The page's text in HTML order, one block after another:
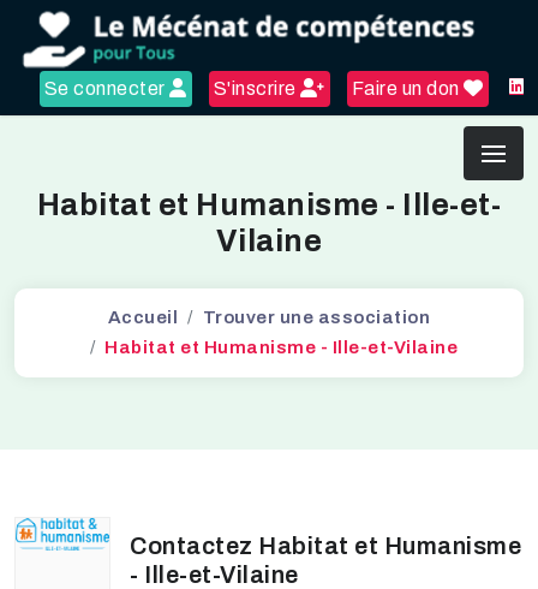
Se connecter S'inscrire Faire un don
Habitat et Humanisme - Ille-et-
Vilaine
Accueil
Trouver une association
Habitat et Humanisme - Ille-et-Vilaine
Contactez Habitat et Humanisme
- Ille-et-Vilaine